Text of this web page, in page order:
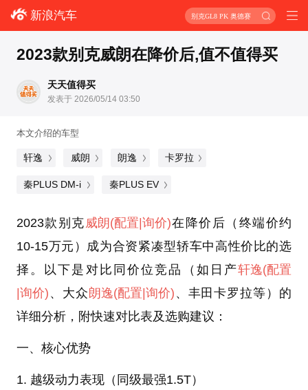
新浪汽车 别克GL8 PK 奥德赛
2023款别克威朗在降价后,值不值得买
天天值得买
发表于 2026/05/14 03:50
本文介绍的车型
轩逸 威朗 朗逸 卡罗拉
秦PLUS DM-i 秦PLUS EV
2023款别克威朗 (配置 |询价)在降价后（终端价约
10-15万元）成为合资紧凑型轿车中高性价比的选
择。以下是对比同价位竞品（如日产轩逸(配置
|询价) 、大众 朗逸(配置 |询价) 、丰田卡罗拉等）的
详细分析，附快速对比表及选购建议：
一、核心优势
1. 越级动力表现（同级最强1.5T）